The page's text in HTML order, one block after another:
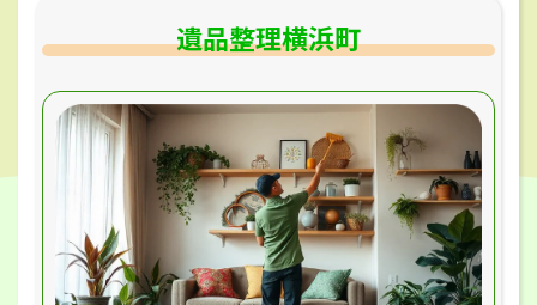
遺品整理横浜町